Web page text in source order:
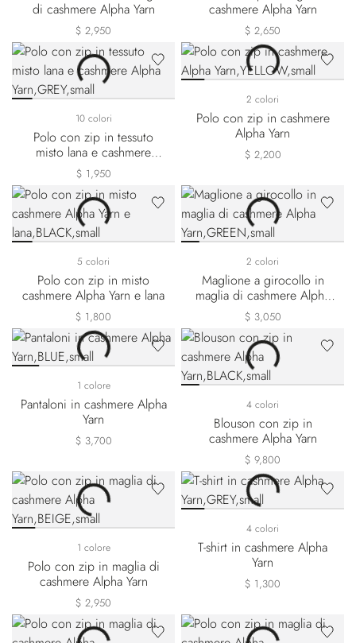
di cashmere Alpha Yarn
$ 2,950
cashmere Alpha Yarn
$ 2,650
10 colori
Polo con zip in tessuto
misto lana e cashmere
Alpha Yarn
$ 1,950
2 colori
Polo con zip in cashmere
Alpha Yarn
$ 2,200
5 colori
Polo con zip in misto
cashmere Alpha Yarn e lana
$ 1,800
2 colori
Maglione a girocollo in
maglia di cashmere Alpha
Yarn
$ 3,050
1 colore
Pantaloni in cashmere Alpha
Yarn
$ 3,700
4 colori
Blouson con zip in
cashmere Alpha Yarn
$ 9,800
1 colore
Polo con zip in maglia di
cashmere Alpha Yarn
$ 2,950
4 colori
T-shirt in cashmere Alpha
Yarn
$ 1,300